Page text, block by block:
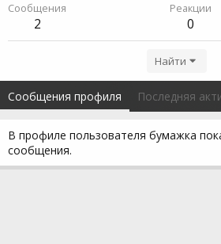
Сообщения
2
Реакции
0
Найти
Сообщения профиля Последняя
В профиле пользователя бумажка
сообщения.